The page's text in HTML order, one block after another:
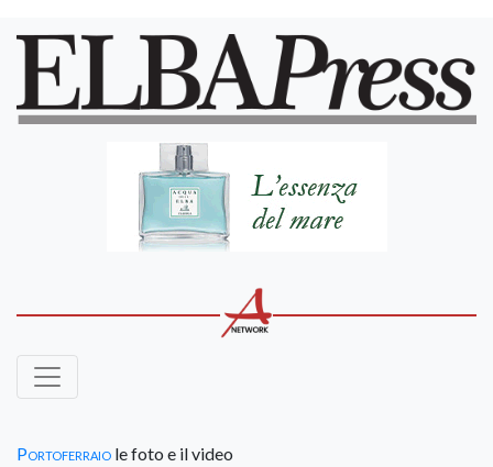
Portoferraio le foto e il video